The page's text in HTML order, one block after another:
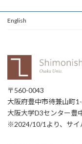
English
〒560-0043
大阪府豊中市待兼山町
大阪大学D3センター豊
※2024/10/1より、サイ